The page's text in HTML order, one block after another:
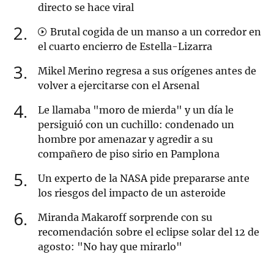
directo se hace viral
2
Brutal cogida de un manso a un corredor en
el cuarto encierro de Estella-Lizarra
3
Mikel Merino regresa a sus orígenes antes de
volver a ejercitarse con el Arsenal
4
Le llamaba "moro de mierda" y un día le
persiguió con un cuchillo: condenado un
hombre por amenazar y agredir a su
compañero de piso sirio en Pamplona
5
Un experto de la NASA pide prepararse ante
los riesgos del impacto de un asteroide
6
Miranda Makaroff sorprende con su
recomendación sobre el eclipse solar del 12 de
agosto: "No hay que mirarlo"